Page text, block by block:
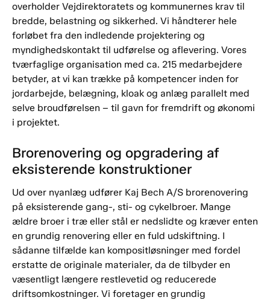
overholder Vejdirektoratets og kommunernes krav til
bredde, belastning og sikkerhed. Vi håndterer hele
forløbet fra den indledende projektering og
myndighedskontakt til udførelse og aflevering. Vores
tværfaglige organisation med ca. 215 medarbejdere
betyder, at vi kan trække på kompetencer inden for
jordarbejde, belægning, kloak og anlæg parallelt med
selve broudførelsen – til gavn for fremdrift og økonomi
i projektet.
Brorenovering og opgradering af
eksisterende konstruktioner
Ud over nyanlæg udfører Kaj Bech A/S brorenovering
på eksisterende gang-, sti- og cykelbroer. Mange
ældre broer i træ eller stål er nedslidte og kræver enten
en grundig renovering eller en fuld udskiftning. I
sådanne tilfælde kan kompositløsninger med fordel
erstatte de originale materialer, da de tilbyder en
væsentligt længere restlevetid og reducerede
driftsomkostninger. Vi foretager en grundig